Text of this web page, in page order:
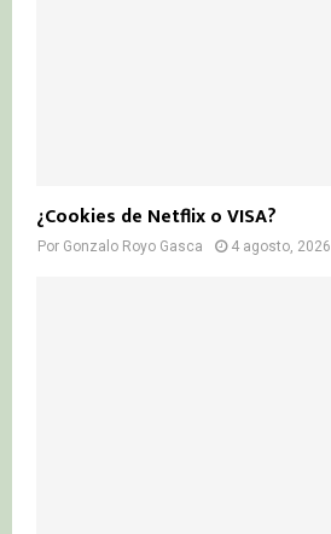
¿Cookies de Netflix o VISA?
Por Gonzalo Royo Gasca 4 agosto, 2026